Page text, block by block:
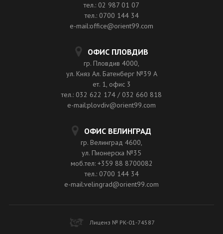
тел.: 02 987 01 07
тел.: 0700 144 34
e-mail:office@orient99.com
ОФИС ПЛОВДИВ
гр. Пловдив 4000,
ул. Княз Ал. Батенберг №39 A
ет. 1, офис 3
тел.: 032 622 174 / 032 660 818
e-mail:plovdiv@orient99.com
ОФИС ВЕЛИНГРАД
гр. Велинград 4600,
ул. Пионерска №35
моб.тел: +359 88 8700082
тел.: 0700 144 34
e-mail:velingrad@orient99.com
Лиценз № РК-01-74587